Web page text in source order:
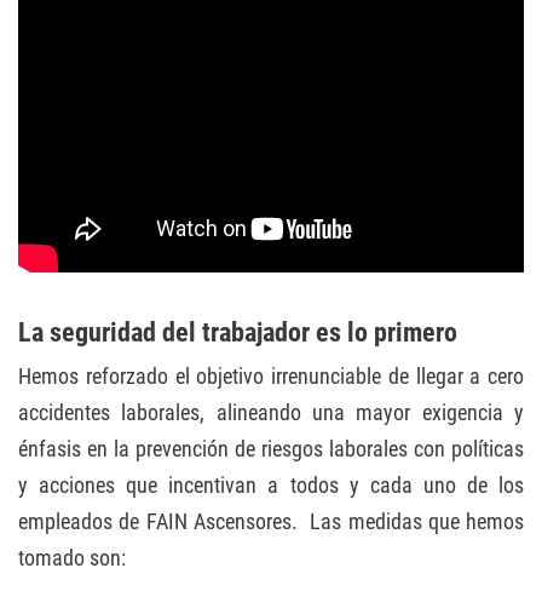
La seguridad del trabajador es lo primero
Hemos reforzado el objetivo irrenunciable de llegar a cero
accidentes laborales, alineando una mayor exigencia y
énfasis en la prevención de riesgos laborales con políticas
y acciones que incentivan a todos y cada uno de los
empleados de FAIN Ascensores. Las medidas que hemos
tomado son: